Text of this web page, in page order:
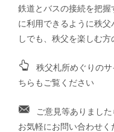
鉄道とバスの接続を把
に利用できるように秩
しでも、秩父を楽しむ方
秩父札所めぐりの
ちらもご覧ください
ご意見等ありまし
お気軽にお問い合わせく